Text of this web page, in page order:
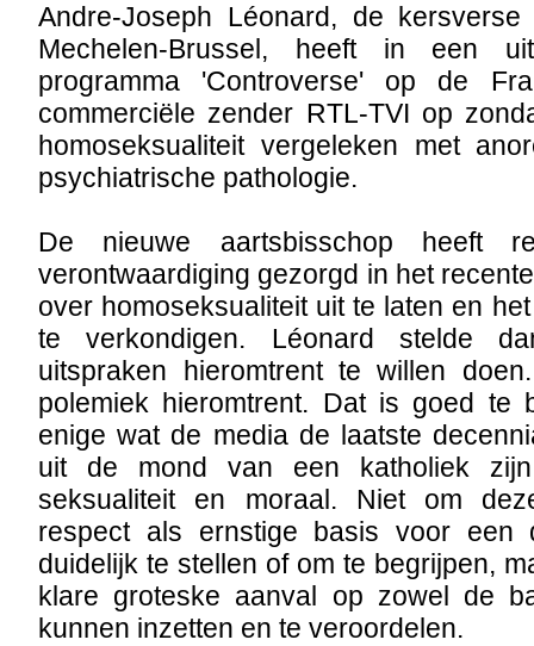
Andre-Joseph Léonard, de
Mechelen-Brussel, heeft in een
programma 'Controverse' op de
commerciële zender RTL-TVI op
homoseksualiteit vergeleken met
psychiatrische pathologie.
De nieuwe aartsbisschop heeft
verontwaardiging gezorgd in het
over homoseksualiteit uit te laten en
te verkondigen. Léonard stelde
uitspraken hieromtrent te willen
polemiek hieromtrent. Dat is goed te
enige wat de media de laatste
uit de mond van een katholiek
seksualiteit en moraal. Niet om
respect als ernstige basis voor een
duidelijk te stellen of om te begrijpen,
klare groteske aanval op zowel de
kunnen inzetten en te veroordelen.